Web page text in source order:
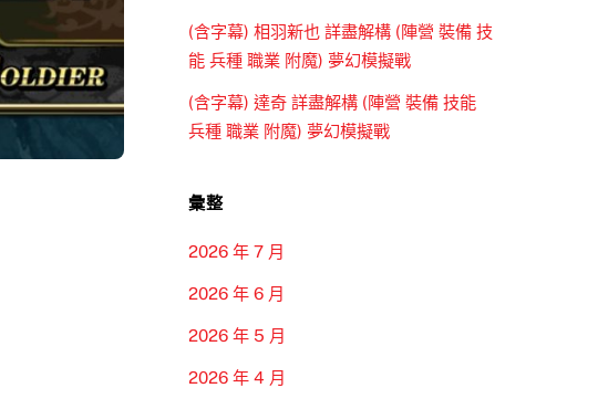
(含字幕) 相羽新也 詳盡解構 (陣營 裝備 技
能 兵種 職業 附魔) 夢幻模擬戰
(含字幕) 達奇 詳盡解構 (陣營 裝備 技能
兵種 職業 附魔) 夢幻模擬戰
彙整
2026 年 7 月
2026 年 6 月
2026 年 5 月
2026 年 4 月